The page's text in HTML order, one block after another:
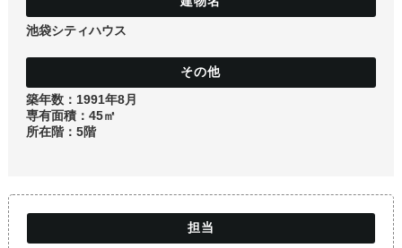
池袋シティハウス
築年数：1991年8月
専有面積：45㎡
所在階：5階